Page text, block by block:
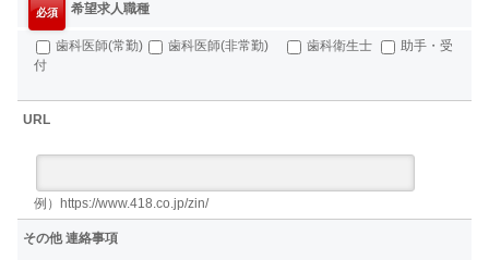
必須 希望求人職種
歯科医師(常勤) 歯科医師(非常勤) 歯科衛生士
助手・受
付
URL
例）https://www.418.co.jp/zin/
その他 連絡事項